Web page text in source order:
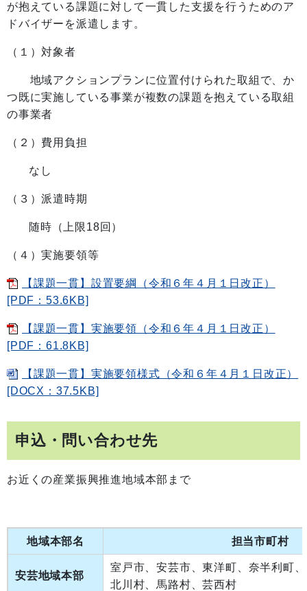
が抱えている課題に対して一貫した支援を行うためのア
ドバイザーを派遣します。
（１）対象者
地域アクションプランに位置付けられた取組で、か
つ既に実施している事業が複数の課題を抱えている取組
の事業者
（２）費用負担
なし
（３）派遣時期
随時（上限18回）
（４）実施要領等
【課題一貫】設置要綱（令和６年４月１日改正）
[PDF：53.6KB]
【課題一貫】実施要領（令和６年４月１日改正）
[PDF：61.8KB]
【課題一貫】実施要領様式（令和６年４月１日改正）
[DOCX：37.5KB]
申込・問い合わせ先
お近くの産業振興推進地域本部まで
地域本部名 担当市町村
安芸地域本部
室戸市、安芸市、東洋町、奈半利町
北川村、馬路村、芸西村